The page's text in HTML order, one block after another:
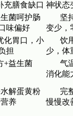
充膳食缺口 神状态
菌呵护肠
味偏好
坚
变少，
化胃口，小
担
饮
少，体
+益生菌
气
消化能
解蛋黄粉
养
完
慢慢改